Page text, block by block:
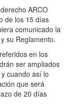
ARCO
de los 15 días
comunicado la
su Reglamento.
en los
ser ampliados
cuando así lo
que será
de 20 días